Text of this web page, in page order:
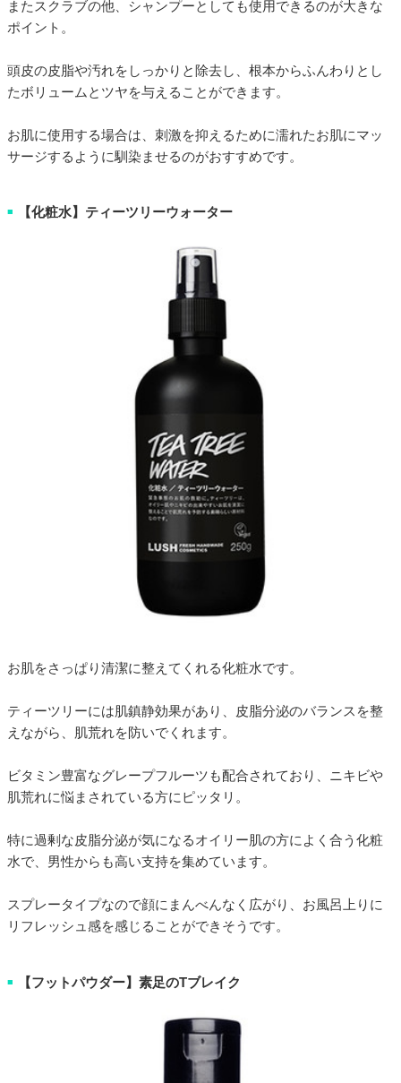
またスクラブの他、シャンプーとしても使用できるのが大きな
ポイント。
頭皮の皮脂や汚れをしっかりと除去し、根本からふんわりとし
たボリュームとツヤを与えることができます。
お肌に使用する場合は、刺激を抑えるために濡れたお肌にマッ
サージするように馴染ませるのがおすすめです。
■ 【化粧水】ティーツリーウォーター
お肌をさっぱり清潔に整えてくれる化粧水です。
ティーツリーには肌鎮静効果があり、皮脂分泌のバランスを整
えながら、肌荒れを防いでくれます。
ビタミン豊富なグレープフルーツも配合されており、ニキビや
肌荒れに悩まされている方にピッタリ。
特に過剰な皮脂分泌が気になるオイリー肌の方によく合う化粧
水で、男性からも高い支持を集めています。
スプレータイプなので顔にまんべんなく広がり、お風呂上りに
リフレッシュ感を感じることができそうです。
■ 【フットパウダー】素足のTブレイク